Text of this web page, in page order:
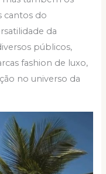
cantos do
da
públicos,
fashion de luxo,
no universo da